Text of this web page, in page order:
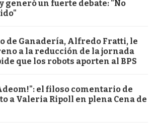
generó un fuerte debate: "No
de Ganadería, Alfredo Fratti, le
a la reducción de la jornada
que los robots aporten al BPS
el filoso comentario de
a Valeria Ripoll en plena Cena de